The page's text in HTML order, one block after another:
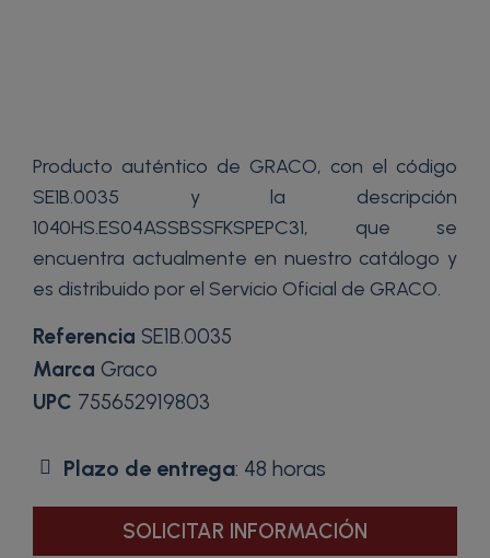
Producto auténtico de GRACO, con el código
SE1B.0035 y la descripción
1040HS.ES04ASSBSSFKSPEPC31, que se
encuentra actualmente en nuestro catálogo y
es distribuido por el Servicio Oficial de GRACO.
Referencia SE1B.0035
Marca Graco
UPC 755652919803
Plazo de entrega: 48 horas
SOLICITAR INFORMACIÓN